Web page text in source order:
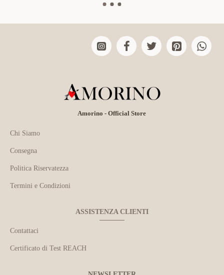
Amorino - Official Store
Chi Siamo
Consegna
Politica Riservatezza
Termini e Condizioni
ASSISTENZA CLIENTI
Contattaci
Certificato di Test REACH